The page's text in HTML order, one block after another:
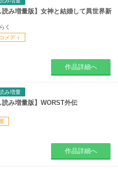
み増量版】女神と結婚して異世界新
く
メディ
作品詳細へ
み増量
み増量版】WORST外伝
作品詳細へ